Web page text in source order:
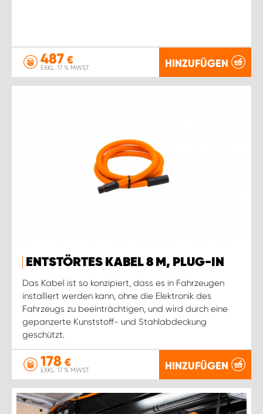
487 €
EXKL. 17 % MWST. HINZUFÜGEN
ENTSTÖRTES KABEL 8 M, PLUG-IN
Das Kabel ist so konzipiert, dass es in Fahrzeugen
installiert werden kann, ohne die Elektronik des
Fahrzeugs zu beeinträchtigen, und wird durch eine
gepanzerte Kunststoff- und Stahlabdeckung
geschützt.
178 €
EXKL. 17 % MWST. HINZUFÜGEN